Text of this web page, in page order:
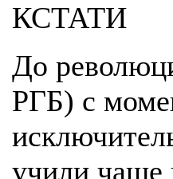
КСТАТИ
До
РГБ) с
учили чаще